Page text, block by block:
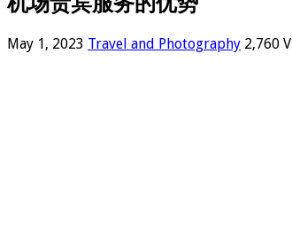
May 1, 2023 Travel and Photography 2,760